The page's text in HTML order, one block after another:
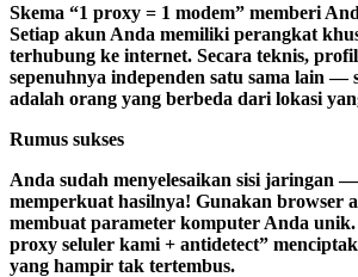
Skema “1 proxy = 1 modem” memberi
Setiap akun Anda memiliki perangkat
terhubung ke internet. Secara teknis,
sepenuhnya independen satu sama lain —
adalah orang yang berbeda dari lokasi
Rumus sukses
Anda sudah menyelesaikan sisi jaringan
memperkuat hasilnya! Gunakan browser
membuat parameter komputer Anda
proxy seluler kami + antidetect”
yang hampir tak tertembus.